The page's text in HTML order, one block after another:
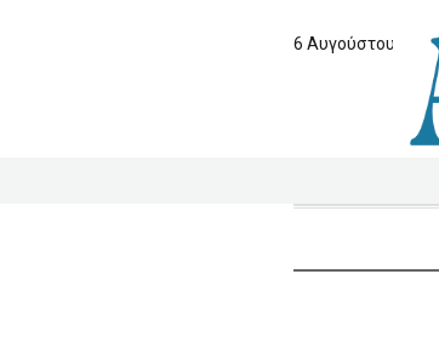
6 Αυγούστου 2026